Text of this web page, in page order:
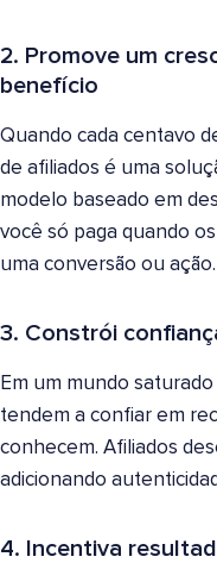
2. Promove um
benefício
Quando cada centavo
de afiliados é uma
modelo baseado em
você só paga quando
uma conversão ou ação.
3. Constrói
Em um mundo
tendem a confiar em
conhecem. Afiliados
adicionando
4. Incentiva